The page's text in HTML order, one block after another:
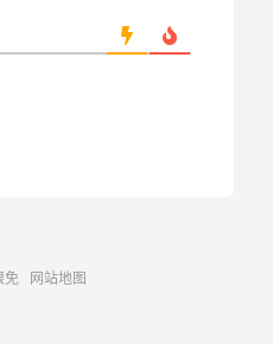
免 网站地图